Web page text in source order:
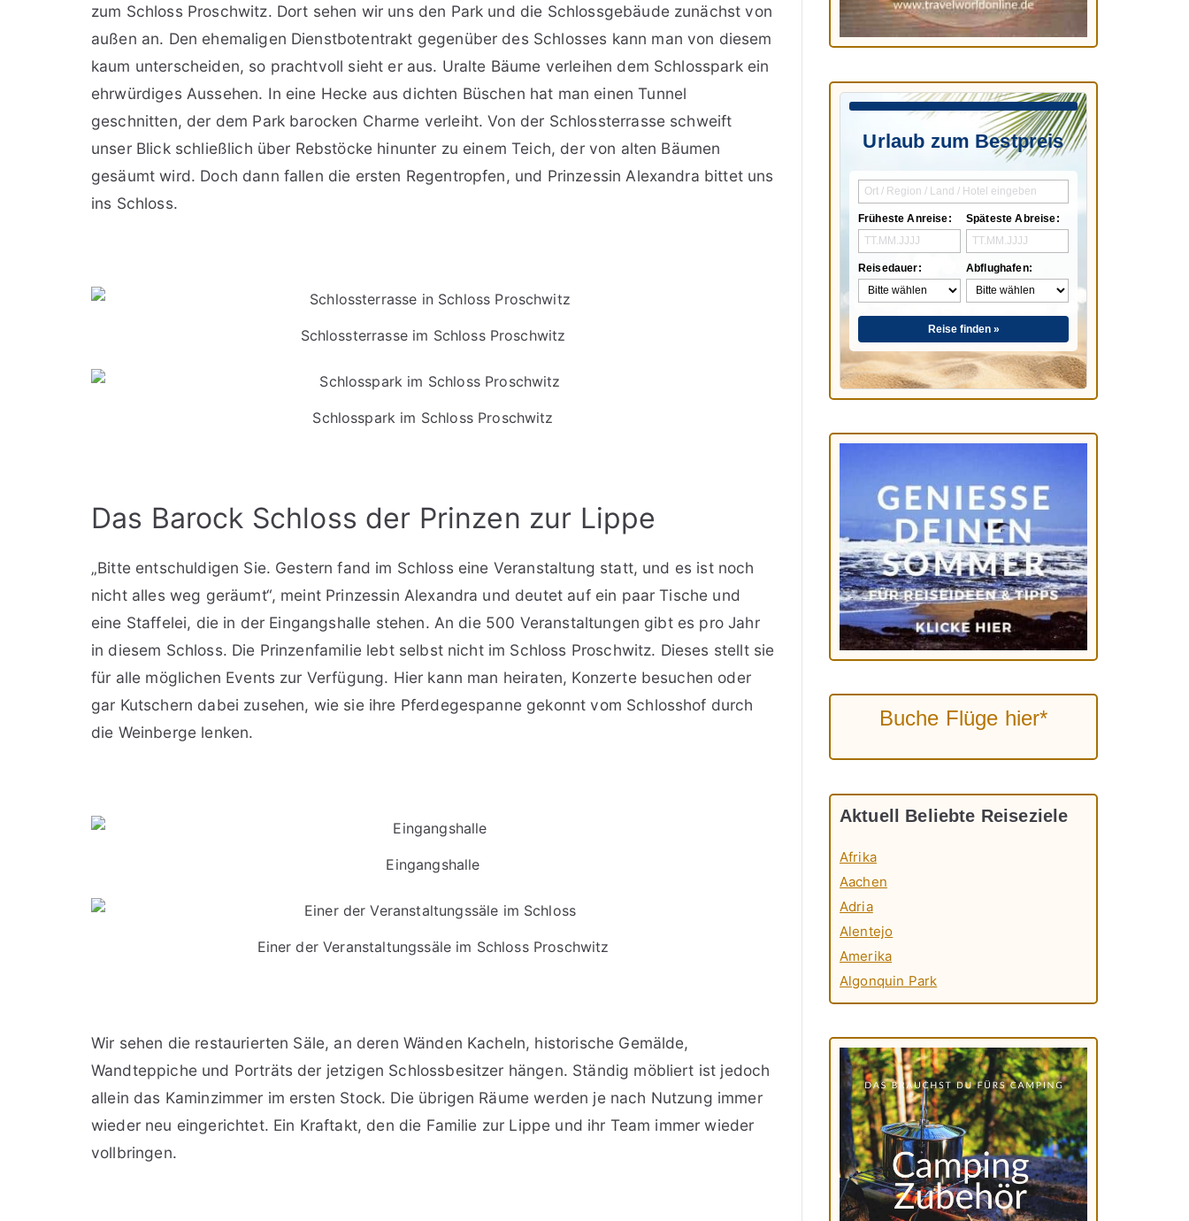
zum Schloss Proschwitz. Dort sehen wir uns den Park und die Schlossgebäude zunächst von
außen an. Den ehemaligen Dienstbotentrakt gegenüber des Schlosses kann man von diesem
kaum unterscheiden, so prachtvoll sieht er aus. Uralte Bäume verleihen dem Schlosspark ein
ehrwürdiges Aussehen. In eine Hecke aus dichten Büschen hat man einen Tunnel
geschnitten, der dem Park barocken Charme verleiht. Von der Schlossterrasse schweift
unser Blick schließlich über Rebstöcke hinunter zu einem Teich, der von alten Bäumen
gesäumt wird. Doch dann fallen die ersten Regentropfen, und Prinzessin Alexandra bittet uns
ins Schloss.
Schlossterrasse im Schloss Proschwitz
Schlosspark im Schloss Proschwitz
Das Barock Schloss der Prinzen zur Lippe
„Bitte entschuldigen Sie. Gestern fand im Schloss eine Veranstaltung statt, und es ist noch
nicht alles weg geräumt“, meint Prinzessin Alexandra und deutet auf ein paar Tische und
eine Staffelei, die in der Eingangshalle stehen. An die 500 Veranstaltungen gibt es pro Jahr
in diesem Schloss. Die Prinzenfamilie lebt selbst nicht im Schloss Proschwitz. Dieses stellt sie
für alle möglichen Events zur Verfügung. Hier kann man heiraten, Konzerte besuchen oder
gar Kutschern dabei zusehen, wie sie ihre Pferdegespanne gekonnt vom Schlosshof durch
die Weinberge lenken.
Eingangshalle
Einer der Veranstaltungssäle im Schloss Proschwitz
Wir sehen die restaurierten Säle, an deren Wänden Kacheln, historische Gemälde,
Wandteppiche und Porträts der jetzigen Schlossbesitzer hängen. Ständig möbliert ist jedoch
allein das Kaminzimmer im ersten Stock. Die übrigen Räume werden je nach Nutzung immer
wieder neu eingerichtet. Ein Kraftakt, den die Familie zur Lippe und ihr Team immer wieder
vollbringen.
Urlaub zum Bestpreis
Früheste Anreise:
Reisedauer:
Späteste Abreise:
Abflughafen:
Reise finden »
Buche Flüge hier*
Aktuell Beliebte Reiseziele
Afrika
Aachen
Adria
Alentejo
Amerika
Algonquin Park